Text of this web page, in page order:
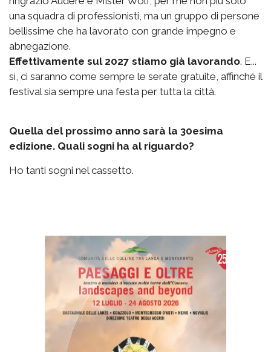
una squadra di professionisti, ma un gruppo di persone
bellissime che ha lavorato con grande impegno e
abnegazione.
Effettivamente sul 2027 stiamo già lavorando. E...
sì, ci saranno come sempre le serate gratuite, affinché il
festival sia sempre una festa per tutta la città.
Quella del prossimo anno sarà la 30esima
edizione. Quali sogni ha al riguardo?
Ho tanti sogni nel cassetto.